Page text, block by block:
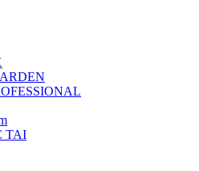
TAI